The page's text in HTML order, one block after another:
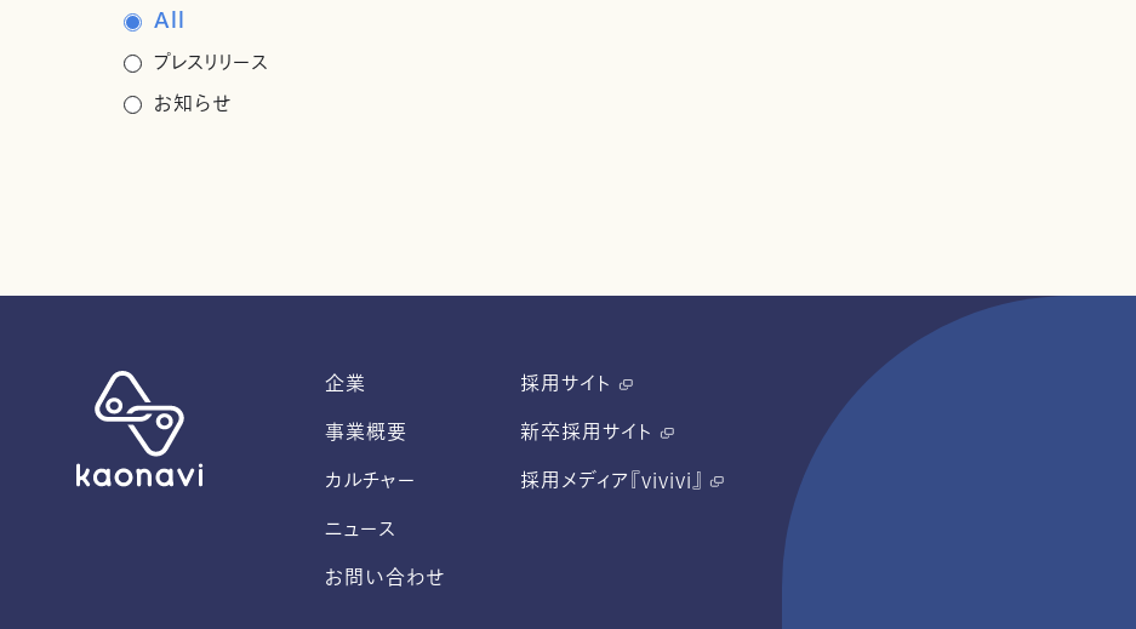
All
プレスリリース
お知らせ
企業
事業概要
カルチャー
ニュース
お問い合わせ
採用サイト
新卒採用サイト
採用メディア『vivivi』